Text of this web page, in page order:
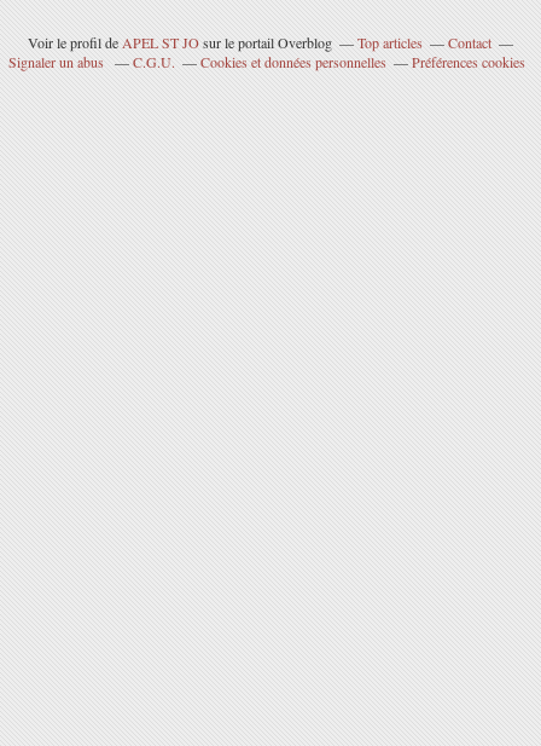
Voir le profil de APEL ST JOsur le portail Overblog Top articles
Contact
Signaler un abus
C.G.U. Cookies et données personnelles Préférences cookies